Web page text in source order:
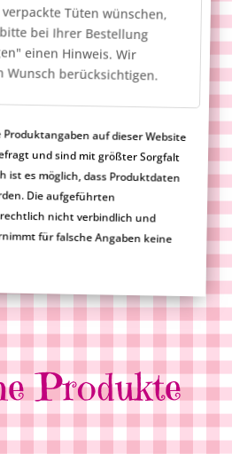
Tüten wünschen,
bitte bei Ihrer Bestellung
einen Hinweis. Wir
Wunsch berücksichtigen.
Produktangaben auf dieser Website
vom Hersteller abgefragt und sind mit größter Sorgfalt
Dennoch ist es möglich, dass Produktdaten
korrekt angezeigt werden. Die aufgeführten
sind rechtlich nicht verbindlich und
Magic Candy übernimmt für falsche Angaben keine
Produkte